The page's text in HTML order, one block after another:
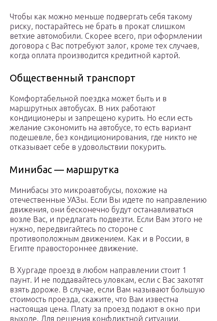
Чтобы как можно меньше подвергать себя такому
риску, постарайтесь не брать в прокат слишком
ветхие автомобили. Скорее всего, при оформлении
договора с Вас потребуют залог, кроме тех случаев,
когда оплата производится кредитной картой.
Общественный транспорт
Комфортабельной поездка может быть и в
маршрутных автобусах. В них работают
кондиционеры и запрещено курить. Но если есть
желание сэкономить на автобусе, то есть вариант
подешевле, без кондиционирования, где никто не
отказывает себе в удовольствии покурить.
Минибас — маршрутка
Минибасы это микроавтобусы, похожие на
отечественные УАЗы. Если Вы идете по направлению
движения, они бесконечно будут останавливаться
возле Вас, и предлагать подвезти. Если Вам этого не
нужно, передвигайтесь по стороне с
противоположным движением. Как и в России, в
Египте правостороннее движение.
В Хургаде проезд в любом направлении стоит 1
паунт. И не поддавайтесь уловкам, если с Вас захотят
взять дороже. В случае, если Вам называют большую
стоимость проезда, скажите, что Вам известна
настоящая цена. Плату за проезд подают в окно при
выходе. Для решения конфликтной ситуации,